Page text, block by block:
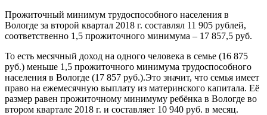
Прожиточный минимум трудоспособного населения в
Вологде за второй квартал 2018 г. составлял 11 905 рублей,
соответственно 1,5 прожиточного минимума – 17 857,5 руб.
То есть месячный доход на одного человека в семье (16 875
руб.) меньше 1,5 прожиточного минимума трудоспособного
населения в Вологде (17 857 руб.).Это значит, что семья имеет
право на ежемесячную выплату из материнского капитала. Её
размер равен прожиточному минимуму ребёнка в Вологде во
втором квартале 2018 г. и составляет 10 940 руб. в месяц.